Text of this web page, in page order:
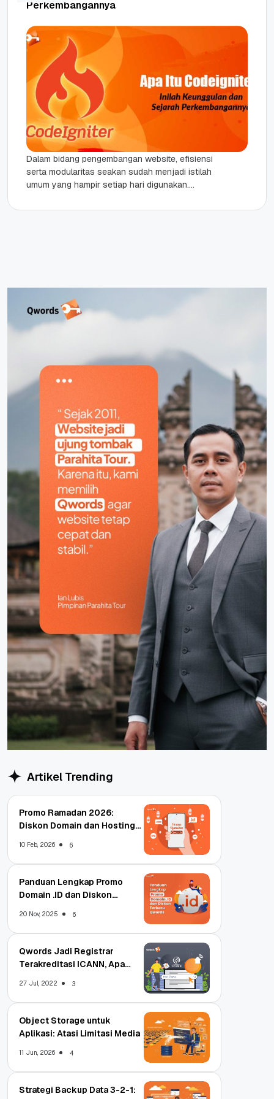
Perkembangannya
Dalam bidang pengembangan website, efisiensi
serta modularitas seakan sudah menjadi istilah
umum yang hampir setiap hari digunakan.
kode yang...
Artikel Trending
Promo Ramadan 2026:
Diskon Domain dan Hosting
10 Feb, 2026 6
Panduan Lengkap Promo
Domain .ID dan Diskon
20 Nov, 2025 6
Qwords Jadi Registrar
Terakreditasi ICANN, Apa
27 Jul, 2022 3
Object Storage untuk
Aplikasi: Atasi Limitasi Media
11 Jun, 2026 4
Strategi Backup Data 3-2-1: